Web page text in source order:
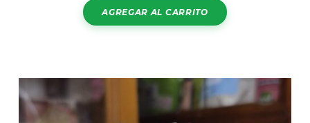
AGREGAR AL CARRITO